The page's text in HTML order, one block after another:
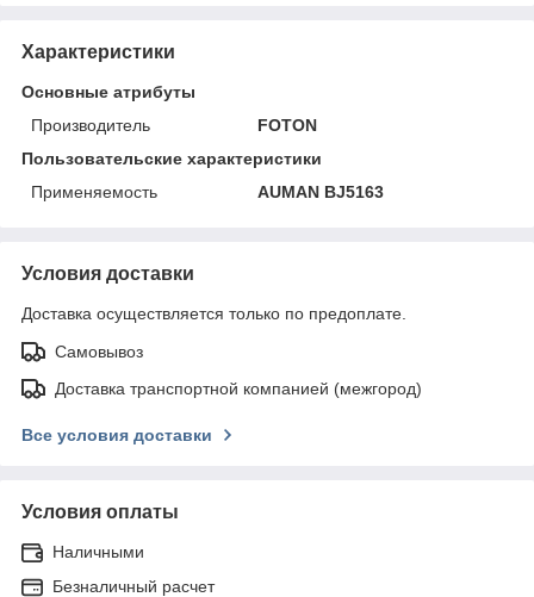
Характеристики
Основные атрибуты
Производитель
FOTON
Пользовательские характеристики
Применяемость
AUMAN BJ5163
Условия доставки
Доставка осуществляется только по предоплате.
Самовывоз
Доставка транспортной компанией (межгород)
Все условия доставки
Условия оплаты
Наличными
Безналичный расчет